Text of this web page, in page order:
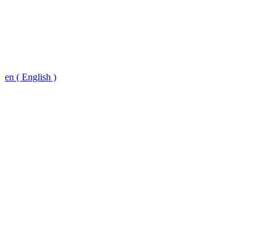
en ( English )